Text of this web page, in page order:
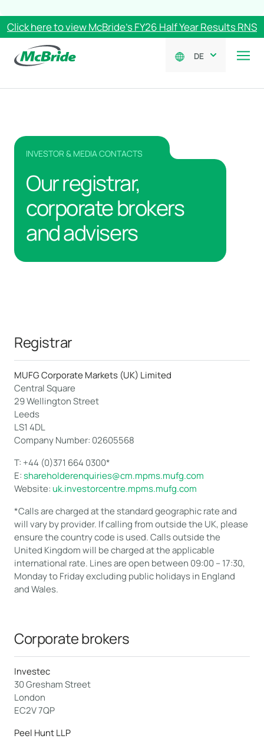
Click here to view McBride’s FY26 Half Year Results RNS
DE
INVESTOR & MEDIA CONTACTS
Our registrar,
corporate brokers
and advisers
Registrar
MUFG Corporate Markets (UK) Limited
Central Square
29 Wellington Street
Leeds
LS1 4DL
Company Number: 02605568
T: +44 (0)371 664 0300*
E:shareholderenquiries@cm.mpms.mufg.com
Website:uk.investorcentre.mpms.mufg.com
*Calls are charged at the standard geographic rate and
will vary by provider. If calling from outside the UK, please
ensure the country code is used. Calls outside the
United Kingdom will be charged at the applicable
international rate. Lines are open between 09:00 – 17:30,
Monday to Friday excluding public holidays in England
and Wales.
Corporate brokers
Investec
30 Gresham Street
London
EC2V 7QP
Peel Hunt LLP